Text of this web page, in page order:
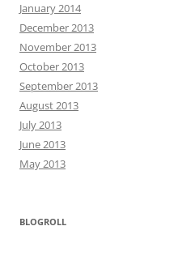
January 2014
December 2013
November 2013
October 2013
September 2013
August 2013
July 2013
June 2013
May 2013
BLOGROLL